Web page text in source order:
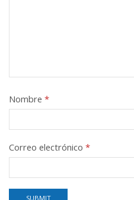
Nombre *
Correo electrónico *